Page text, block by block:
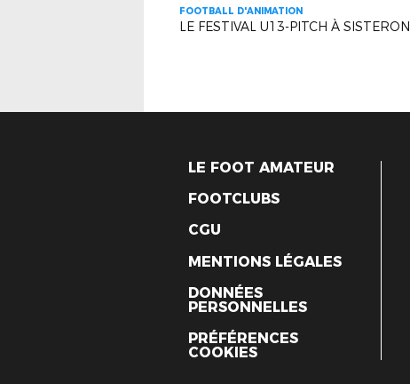
FOOTBALL D'ANIMATION
LE FESTIVAL U13-PITCH À SISTERON
LE FOOT AMATEUR
FOOTCLUBS
CGU
MENTIONS LÉGALES
DONNÉES
PERSONNELLES
PRÉFÉRENCES
COOKIES